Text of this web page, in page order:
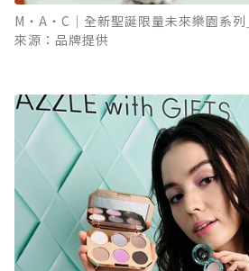
M‧A‧C│全新聖誕限量未來樂園系列
來源：品牌提供